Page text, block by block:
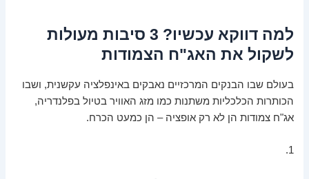
למה דווקא עכשיו? 3 סיבות מעולות
לשקול את האג"ח הצמודות
בעולם שבו הבנקים המרכזיים נאבקים באינפלציה עקשנית, ושבו
הכותרות הכלכליות משתנות כמו מזג האוויר בטיול בפלנדריה,
אג"ח צמודות הן לא רק אופציה – הן כמעט הכרח.
1.